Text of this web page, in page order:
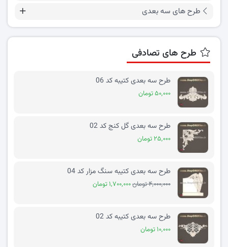
طرح های سه بعدی
طرح های تصادفی
طرح سه بعدی کتیبه کد 06
۵۰,۰۰۰ تومان
طرح سه بعدی گل کنج کد 02
۲۵,۰۰۰ تومان
طرح سه بعدی کتیبه سنگ مزار کد 04
۴,۰۰۰,۰۰۰ تومان ۱,۷۰۰,۰۰۰ تومان
طرح سه بعدی کتیبه کد 02
۱۰,۰۰۰ تومان